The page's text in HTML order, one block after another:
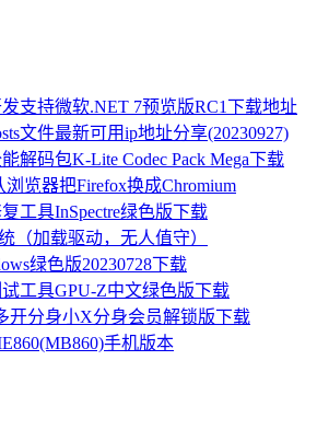
支持微软.NET 7预览版RC1下载地址
文件最新可用ip地址分享(20230927)
解码包K-Lite Codec Pack Mega下载
浏览器把Firefox换成Chromium
工具InSpectre绿色版下载
（加载驱动，无人值守）
绿色版20230728下载
工具GPU-Z中文绿色版下载
开分身小X分身会员解锁版下载
手机版本